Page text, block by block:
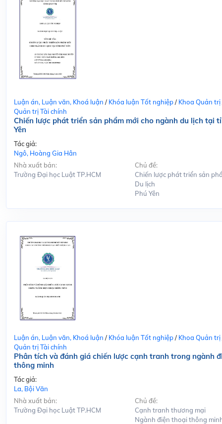
Luận án, Luận văn, Khoá luận / Khóa luận Tốt nghiệp/ Khoa Quản trị
Quản trị Tài chính
Chiến lược phát triển sản phẩm mới cho ngành du lịch tại
Yên
Tác giả:
Ngô, Hoàng Gia Hân
Nhà xuất bản:
Trường Đại học Luật TP.HCM
Chủ đề:
Chiến lược phát triển sản
Du lịch
Phú Yên
Luận án, Luận văn, Khoá luận / Khóa luận Tốt nghiệp/ Khoa Quản trị
Quản trị Tài chính
Phân tích và đánh giá chiến lược cạnh tranh trong ngành
thông minh
Tác giả:
La, Bội Văn
Nhà xuất bản:
Trường Đại học Luật TP.HCM
Chủ đề:
Cạnh tranh thương mại
Ngành điện thoại thông